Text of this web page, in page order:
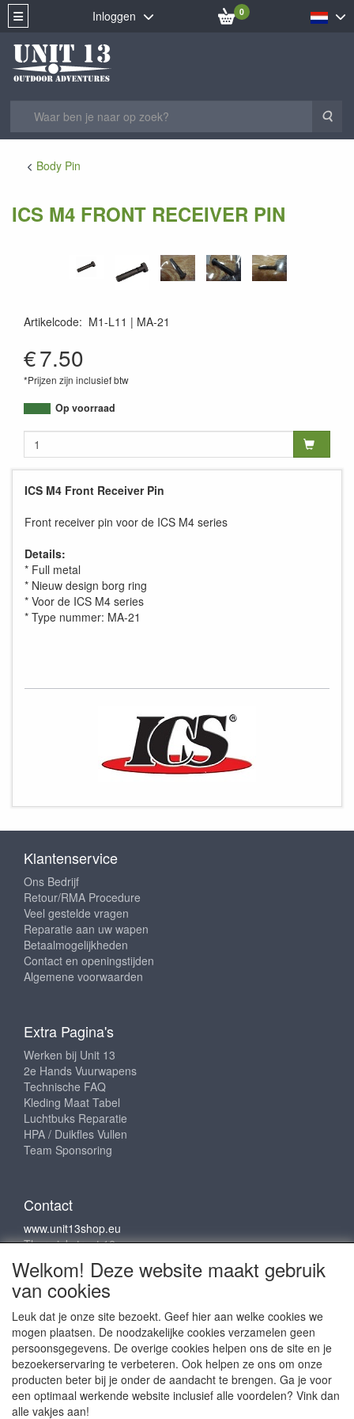
Inloggen 0
Body Pin
ICS M4 FRONT RECEIVER PIN
Artikelcode: M1-L11
MA-21
€7.50
*Prijzen zijn inclusief btw
Op voorraad
ICS M4 Front Receiver Pin
Front receiver pin voor de ICS M4 series
Details:
* Full metal
* Nieuw design borg ring
* Voor de ICS M4 series
* Type nummer: MA-21
Klantenservice
Ons Bedrijf
Retour/RMA Procedure
Veel gestelde vragen
Reparatie aan uw wapen
Betaalmogelijkheden
Contact en openingstijden
Algemene voorwaarden
Extra Pagina's
Werken bij Unit 13
2e Hands Vuurwapens
Technische FAQ
Kleding Maat Tabel
Luchtbuks Reparatie
HPA / Duikfles Vullen
Team Sponsoring
Contact
www.unit13shop.eu
Thermiekstraat 12
6361 HB Nuth
info@unit13shop.eu
Sociale media
Welkom! Deze website maakt gebruik
van cookies
Leuk dat je onze site bezoekt. Geef hier aan welke cookies we
mogen plaatsen. De noodzakelijke cookies verzamelen geen
persoonsgegevens. De overige cookies helpen ons de site en je
bezoekerservaring te verbeteren. Ook helpen ze ons om onze
producten beter bij je onder de aandacht te brengen. Ga je voor
een optimaal werkende website inclusief alle voordelen? Vink dan
alle vakjes aan!